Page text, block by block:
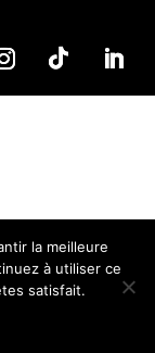
la meilleure
à utiliser ce
satisfait.